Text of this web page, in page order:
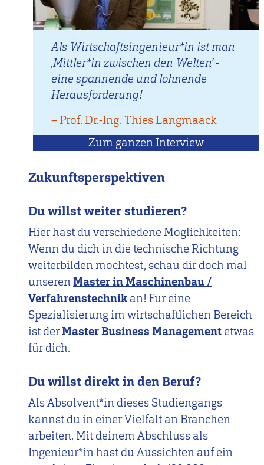
Als Wirtschaftsingenieur*in ist man
‚Mittler*in zwischen den Welten‘ -
eine spannende und lohnende
Herausforderung!
– Zitat
von
Prof. Dr.-Ing. Thies Langmaack
Zum ganzen Interview
Zukunftsperspektiven
Du willst weiter studieren?
Hier hast du verschiedene Möglichkeiten:
Wenn du dich in die technische Richtung
weiterbilden möchtest, schau dir doch mal
unserenMaster in Maschinenbau /
Verfahrenstechnikan! Für eine
Spezialisierung im wirtschaftlichen Bereich
ist derMaster Business Management etwas
für dich.
Du willst direkt in den Beruf?
Als Absolvent*in dieses Studiengangs
kannst du in einer Vielfalt an Branchen
arbeiten. Mit deinem Abschluss als
Ingenieur*in hast du Aussichten auf ein